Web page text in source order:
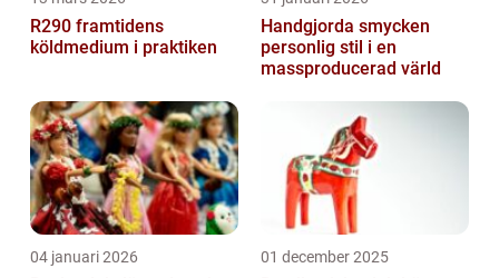
R290 framtidens
köldmedium i praktiken
Handgjorda smycken
personlig stil i en
massproducerad värld
04 januari 2026 01 december 2025